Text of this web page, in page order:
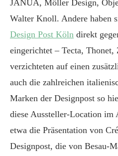
JANUA, Möller Design,
Walter Knoll. Andere haben
Design Post Köln direkt
eingerichtet – Tecta, Thonet,
verzichteten auf einen
auch die zahlreichen
Marken der Designpost so
diese Aussteller-Location
etwa die Präsentation von
Designpost, die von Besau-